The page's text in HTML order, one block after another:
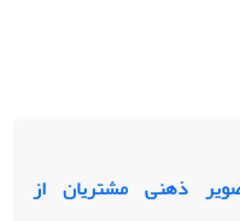
ذهنی مشتریان از